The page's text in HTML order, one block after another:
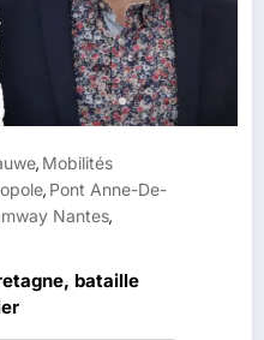
, Mobilités
, Pont Anne-De-
Nantes,
bataille